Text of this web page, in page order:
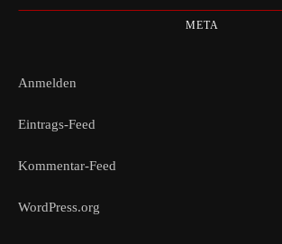
META
Anmelden
Eintrags-Feed
Kommentar-Feed
WordPress.org